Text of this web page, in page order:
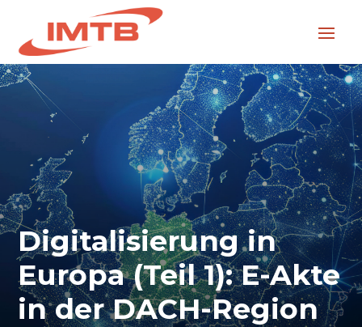
Digitalisierung in
Europa (Teil 1): E-Akte
in der DACH-Region